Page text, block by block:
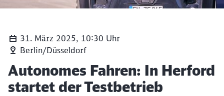
31. März 2025, 10:30 Uhr
Berlin/Düsseldorf
Artikel:
Autonomes Fahren: In Herford
startet der Testbetrieb